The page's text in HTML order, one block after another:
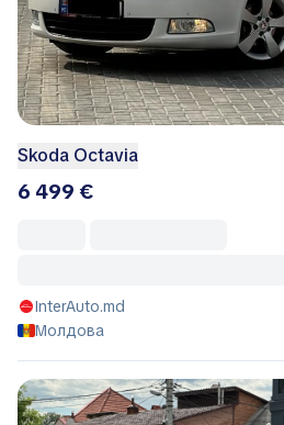
Skoda Octavia
6 499 €
InterAuto.md
Молдова